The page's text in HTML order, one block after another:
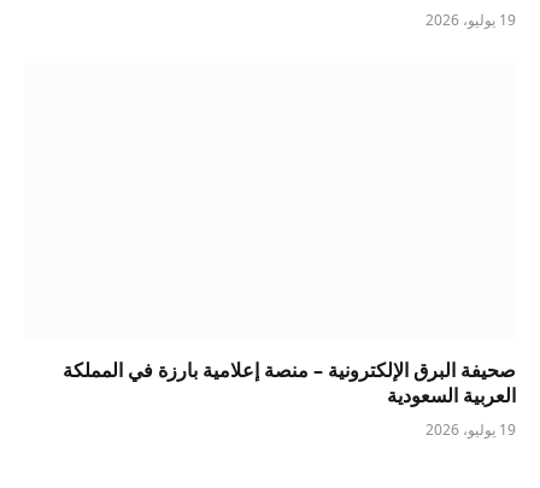
19 يوليو، 2026
صحيفة البرق الإلكترونية – منصة إعلامية بارزة في المملكة
العربية السعودية
19 يوليو، 2026